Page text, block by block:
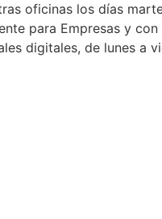
oficinas los días
para Empresas y
digitales, de lunes a